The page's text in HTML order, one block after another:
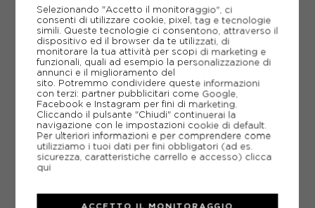
GUIDA ALLE TAGLIE
CONSIGLIATI DA NOI
Selezionando "Accetto il monitoraggio", ci
consenti di utilizzare cookie, pixel, tag e tecnologie
simili. Queste tecnologie ci consentono, attraverso il
dispositivo ed il browser da te utilizzati, di
monitorare la tua attività per scopi di marketing e
funzionali, quali ad esempio la personalizzazione di
annunci e il miglioramento del
sito. Potremmo condividere queste informazioni
con terzi: partner pubblicitari come Google,
Facebook e Instagram per fini di marketing.
Cliccando il pulsante "Chiudi" continuerai la
navigazione con le impostazioni cookie di default.
Per ulteriori informazioni e per comprendere come
utilizziamo i tuoi dati per fini obbligatori (ad es.
sicurezza, caratteristiche carrello e accesso) clicca
qui
ACCETTO IL MONITORAGGIO